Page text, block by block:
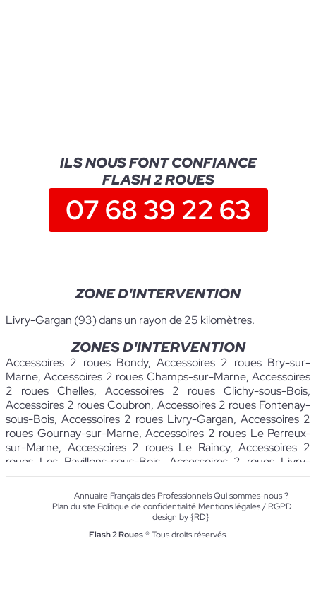
ILS NOUS FONT CONFIANCE
FLASH 2 ROUES
07 68 39 22 63
ZONE D'INTERVENTION
Livry-Gargan (93) dans un rayon de 25 kilomètres.
ZONES D'INTERVENTION
Accessoires 2 roues Bondy,Accessoires 2 roues Bry-sur-
Marne,Accessoires 2 roues Champs-sur-Marne,Accessoires
2 roues Chelles, Accessoires 2 roues Clichy-sous-Bois,
Accessoires 2 roues Coubron, Accessoires 2 roues Fontenay-
sous-Bois, Accessoires 2 roues Livry-Gargan, Accessoires 2
roues Gournay-sur-Marne, Accessoires 2 roues Le Perreux-
sur-Marne, Accessoires 2 roues Le Raincy,Accessoires 2
roues Les Pavillons-sous-Bois,
Accessoires 2 roues Livry-
Gargan,Accessoires 2 roues Montfermeil,Accessoires 2
roues Neuilly-Plaisance
,Accessoires 2 roues Neuilly-sur-
Accessoires 2 roues Noisy-le-Grand,Accessoires 2
Accessoires 2 roues Rosny-sous-Bois
Accessoires 2 roues Vaujours,Accessoires 2 roues
Annuaire Français des Professionnels Qui sommes-nous ?
Plan du site Politique de confidentialité Mentions légales / RGPD
design by {RD}
Flash 2 Roues® Tous droits réservés.